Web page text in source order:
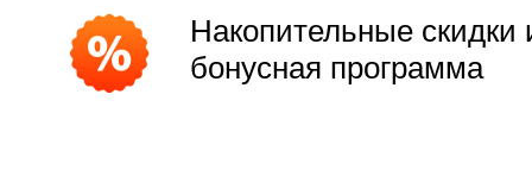
Накопительные скидки
бонусная программа